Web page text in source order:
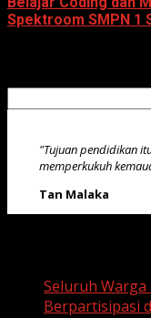
Spektroom SMPN 1
"Tujuan pendidikan
memperkukuh
Tan Malaka
Seluruh Warga
Berpartisipasi